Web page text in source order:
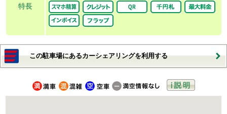
特長
この駐車場にあるカーシェアリングを利用する